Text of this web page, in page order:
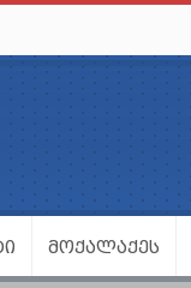
ᲛᲝᲥᲐᲚᲐᲥᲔᲡ